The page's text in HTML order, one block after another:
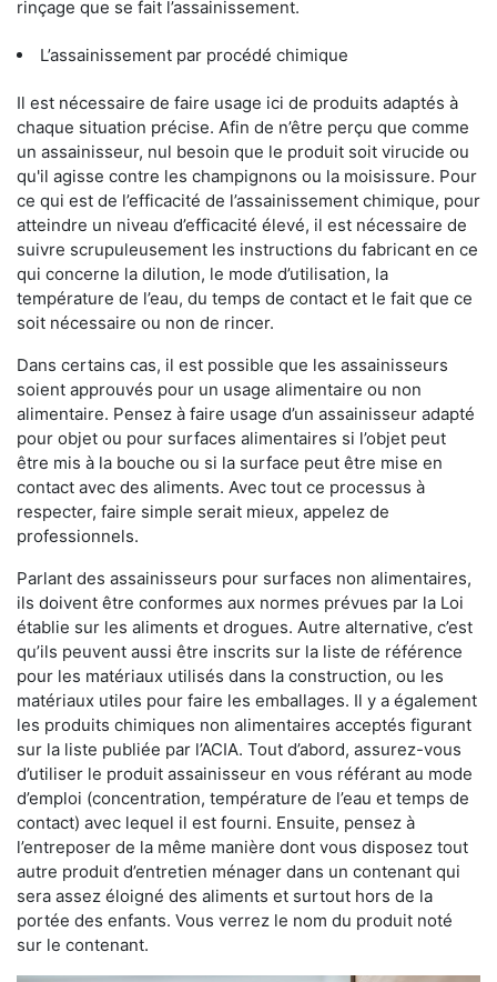
rinçage que se fait l’assainissement.
L’assainissement par procédé chimique
Il est nécessaire de faire usage ici de produits adaptés à
chaque situation précise. Afin de n’être perçu que comme
un assainisseur, nul besoin que le produit soit virucide ou
qu'il agisse contre les champignons ou la moisissure. Pour
ce qui est de l’efficacité de l’assainissement chimique, pour
atteindre un niveau d’efficacité élevé, il est nécessaire de
suivre scrupuleusement les instructions du fabricant en ce
qui concerne la dilution, le mode d’utilisation, la
température de l’eau, du temps de contact et le fait que ce
soit nécessaire ou non de rincer.
Dans certains cas, il est possible que les assainisseurs
soient approuvés pour un usage alimentaire ou non
alimentaire. Pensez à faire usage d’un assainisseur adapté
pour objet ou pour surfaces alimentaires si l’objet peut
être mis à la bouche ou si la surface peut être mise en
contact avec des aliments. Avec tout ce processus à
respecter, faire simple serait mieux, appelez de
professionnels.
Parlant des assainisseurs pour surfaces non alimentaires,
ils doivent être conformes aux normes prévues par la Loi
établie sur les aliments et drogues. Autre alternative, c’est
qu’ils peuvent aussi être inscrits sur la liste de référence
pour les matériaux utilisés dans la construction, ou les
matériaux utiles pour faire les emballages. Il y a également
les produits chimiques non alimentaires acceptés figurant
sur la liste publiée par l’ACIA. Tout d’abord, assurez-vous
d’utiliser le produit assainisseur en vous référant au mode
d’emploi (concentration, température de l’eau et temps de
contact) avec lequel il est fourni. Ensuite, pensez à
l’entreposer de la même manière dont vous disposez tout
autre produit d’entretien ménager dans un contenant qui
sera assez éloigné des aliments et surtout hors de la
portée des enfants. Vous verrez le nom du produit noté
sur le contenant.